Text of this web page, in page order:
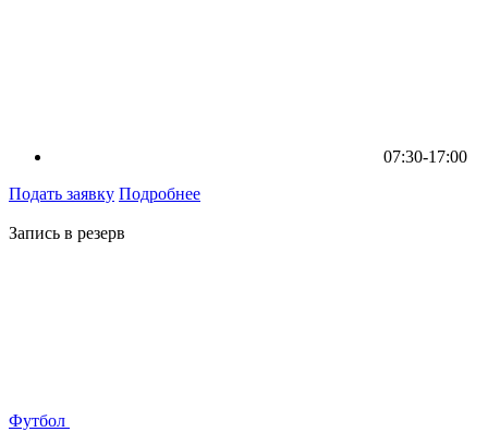
07:30-17:00
Подать заявку Подробнее
Запись в резерв
Футбол